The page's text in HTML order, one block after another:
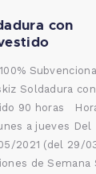
con
Soldadura con
90 horas
a jueves Del
2021 (del 29/
de Semana